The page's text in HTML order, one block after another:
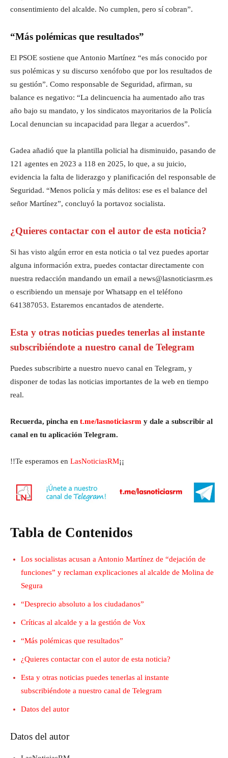
consentimiento del alcalde. No cumplen, pero sí cobran”.
“Más polémicas que resultados”
El PSOE sostiene que Antonio Martínez “es más conocido por
sus polémicas y su discurso xenófobo que por los resultados de
su gestión”. Como responsable de Seguridad, afirman, su
balance es negativo: “La delincuencia ha aumentado año tras
año bajo su mandato, y los sindicatos mayoritarios de la Policía
Local denuncian su incapacidad para llegar a acuerdos”.
Gadea añadió que la plantilla policial ha disminuido, pasando de
121 agentes en 2023 a 118 en 2025, lo que, a su juicio,
evidencia la falta de liderazgo y planificación del responsable de
Seguridad. “Menos policía y más delitos: ese es el balance del
señor Martínez”, concluyó la portavoz socialista.
¿Quieres contactar con el autor de esta noticia?
Si has visto algún error en esta noticia o tal vez puedes aportar
alguna información extra, puedes contactar directamente con
nuestra redacción mandando un email a news@lasnoticiasrm.es
o escribiendo un mensaje por Whatsapp en el teléfono
641387053. Estaremos encantados de atenderte.
Esta y otras noticias puedes tenerlas al instante
subscribiéndote a nuestro canal de Telegram
Puedes subscribirte a nuestro nuevo canal en Telegram, y
disponer de todas las noticias importantes de la web en tiempo
real.
Recuerda, pincha en t.me/lasnoticiasrm y dale a subscribir al
canal en tu aplicación Telegram.
!!Te esperamos en LasNoticiasRM¡¡
Tabla de Contenidos
Los socialistas acusan a Antonio Martínez de “dejación de
funciones” y reclaman explicaciones al alcalde de Molina de
Segura
“Desprecio absoluto a los ciudadanos”
Críticas al alcalde y a la gestión de Vox
“Más polémicas que resultados”
¿Quieres contactar con el autor de esta noticia?
Esta y otras noticias puedes tenerlas al instante
subscribiéndote a nuestro canal de Telegram
Datos del autor
Datos del autor